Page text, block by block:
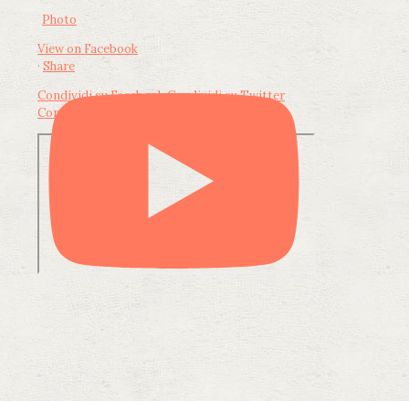
Photo
View on Facebook
· Share
Condividi su FacebookCondividi su Twitter
Condividi su LinkedIn